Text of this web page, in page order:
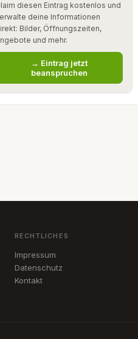
diesen Eintrag kostenlos und
deine Informationen
Bilder, Öffnungszeiten,
und mehr.
→ Eintrag jetzt
beanspruchen
RECHTLICHES
Impressum
Datenschutz
Kontakt